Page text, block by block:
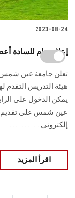
2023-08-24
إعلان هام للسادة
تعلن جامعة عين شمس
هيئة التدريس التقدم
يمكن الدخول على
عين شمس على تقديم
إلكتروني...... ....... .......
اقرأ المزيد